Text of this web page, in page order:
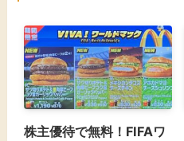
株主優待で無料！FIFAワ